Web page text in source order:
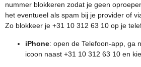
nummer blokkeren zodat je geen
het eventueel als spam bij je provider of
Zo blokkeer je +31 10 312 63 10 op je
iPhone: open de Telefoon-app, ga
icoon naast +31 10 312 63 10 en